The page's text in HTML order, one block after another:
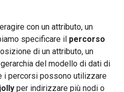
con un attributo, un
specificare il percorso
di un attributo, un
del modello di dati di
i percorsi possono utilizzare
per indirizzare più nodi o